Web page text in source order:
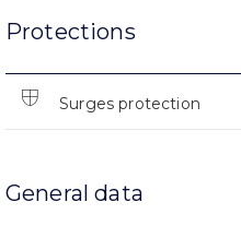
Protections
Surges protection
General data